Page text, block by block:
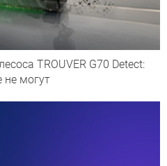
TROUVER G70 Detect:
не могут